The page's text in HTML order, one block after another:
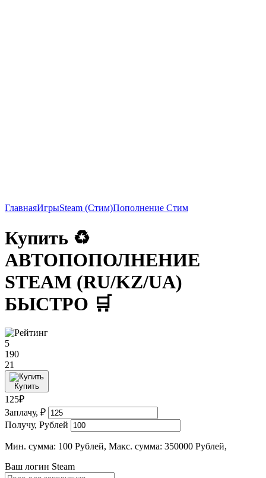
ГлавнаяИгрыSteam (Стим)Пополнение Стим
Купить ♻️
АВТОПОПОЛНЕНИЕ
STEAM (RU/KZ/UA)
БЫСТРО 🛒
5
190
21
Купить
125₽
Заплачу, ₽
Получу, Рублей
Мин. сумма: 100 Рублей, Макс. сумма: 350000 Рублей,
Ваш логин Steam